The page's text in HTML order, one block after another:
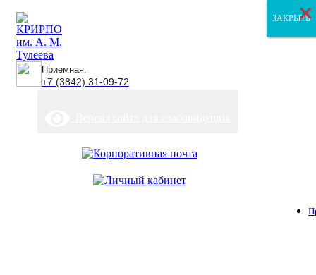
Приемная:
+7 (3842) 31-09-72
ЗАКРЫТЬ
ЗАКРЫТЬ
ЗАКРЫТЬ
×
×
×